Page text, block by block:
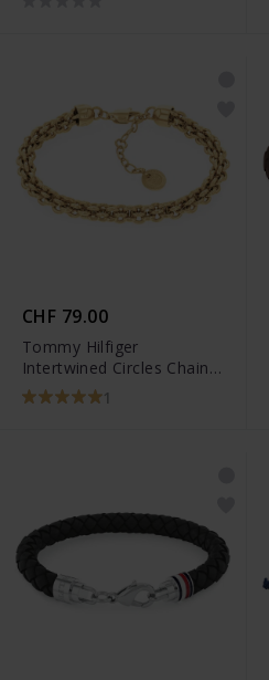
CHF 79.00
Tommy Hilfiger
Intertwined Circles Chain
Armband - 2780842
1